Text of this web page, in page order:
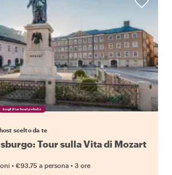
il tuo local preferito
scelto da te
Tour sulla Vita di Mozart
• €93.75 a persona • 3 ore